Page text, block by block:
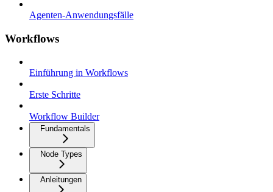
Agenten-Anwendungsfälle
Workflows
Einführung in Workflows
Erste Schritte
Workflow Builder
Fundamentals
Node Types
Anleitungen